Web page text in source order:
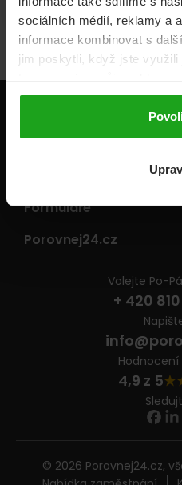
sociálních médií, reklamy a
informace kombinovat s
jim poskytli, když jste
Pojišťovny
Formuláře
Porovnej24.cz
Volejte Po-
+ 420
Hodnocení
4,9 z 5
© 2026 Porovnej24.cz,